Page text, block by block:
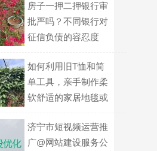
房子一押二押银行审
批严吗？不同银行对
征信负债的容忍度
如何利用旧T恤和简
单工具，亲手制作柔
软舒适的家居地毯或
济宁市短视频运营推
广@网站建设服务公